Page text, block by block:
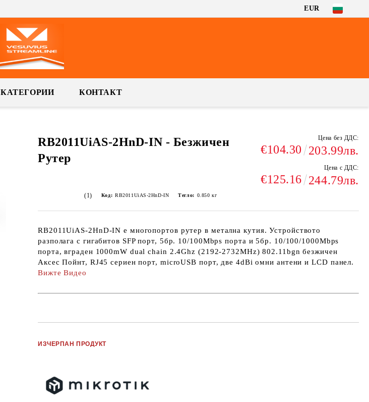
EUR
КАТЕГОРИИ КОНТАКТ
RB2011UiAS-2HnD-IN - Безжичен
Рутер
Цена без ДДС:
€104.30 203.99лв.
Цена с ДДС:
€125.16 244.79лв.
(1) Код: RB2011UiAS-2HnD-IN Тегло: 0.850 кг
RB2011UiAS-2HnD-IN е многопортов рутер в метална кутия. Устройството
разполага с гигабитов SFP порт, 5бр. 10/100Mbps порта и 5бр. 10/100/1000Mbps
порта, вграден 1000mW dual chain 2.4Ghz (2192-2732MHz) 802.11bgn безжичен
Аксес Пойнт, RJ45 сериен порт, microUSB порт, две 4dBi омни антени и LCD панел.
Вижте Видео
ИЗЧЕРПАН ПРОДУКТ